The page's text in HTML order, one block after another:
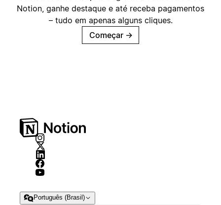
Notion, ganhe destaque e até receba pagamentos
– tudo em apenas alguns cliques.
Começar →
Português (Brasil)